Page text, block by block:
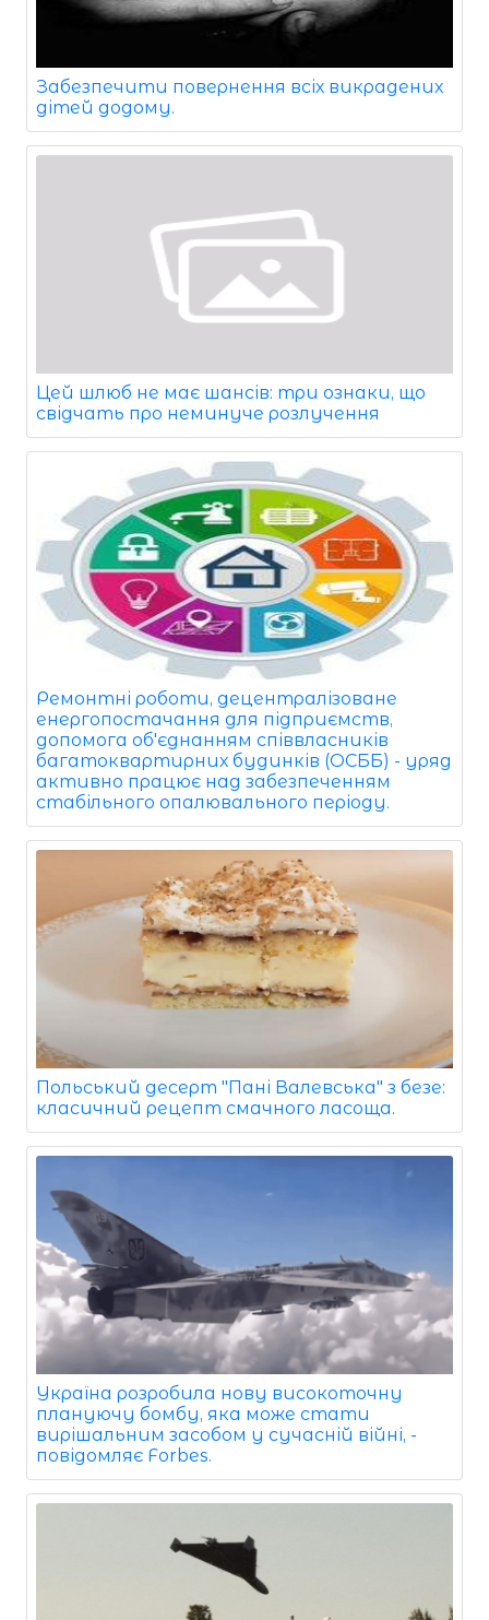
Забезпечити повернення всіх викрадених
дітей додому.
Цей шлюб не має шансів: три ознаки, що
свідчать про неминуче розлучення
Ремонтні роботи, децентралізоване
енергопостачання для підприємств,
допомога об'єднанням співвласників
багатоквартирних будинків (ОСББ) - уряд
активно працює над забезпеченням
стабільного опалювального періоду.
Польський десерт "Пані Валевська" з безе:
класичний рецепт смачного ласоща.
Україна розробила нову високоточну
плануючу бомбу, яка може стати
вирішальним засобом у сучасній війні, -
повідомляє Forbes.